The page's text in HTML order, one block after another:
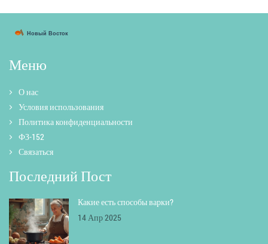
Меню
О нас
Условия использования
Политика конфиденциальности
ФЗ-152
Связаться
Последний Пост
Какие есть способы варки?
14 Апр 2025